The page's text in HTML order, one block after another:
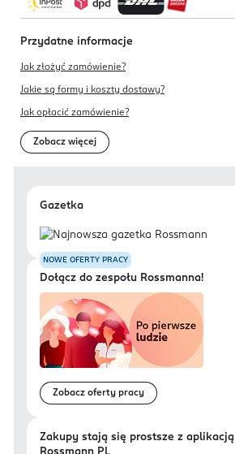
Przydatne informacje
Jak złożyć zamówienie?
Jakie są formy i koszty dostawy?
Jak opłacić zamówienie?
Zobacz więcej
Gazetka
NOWE OFERTY PRACY
Dołącz do zespołu Rossmanna!
Zobacz oferty pracy
Zakupy stają się prostsze z aplikacją
Rossmann PL